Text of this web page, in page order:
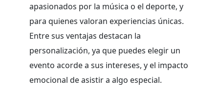
apasionados por la música o el deporte, y
para quienes valoran experiencias únicas.
Entre sus ventajas destacan la
personalización, ya que puedes elegir un
evento acorde a sus intereses, y el impacto
emocional de asistir a algo especial.